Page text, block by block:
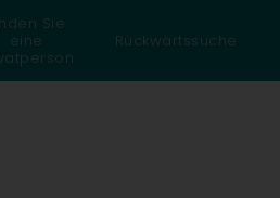
Sie
eine
Rückwärtssuche